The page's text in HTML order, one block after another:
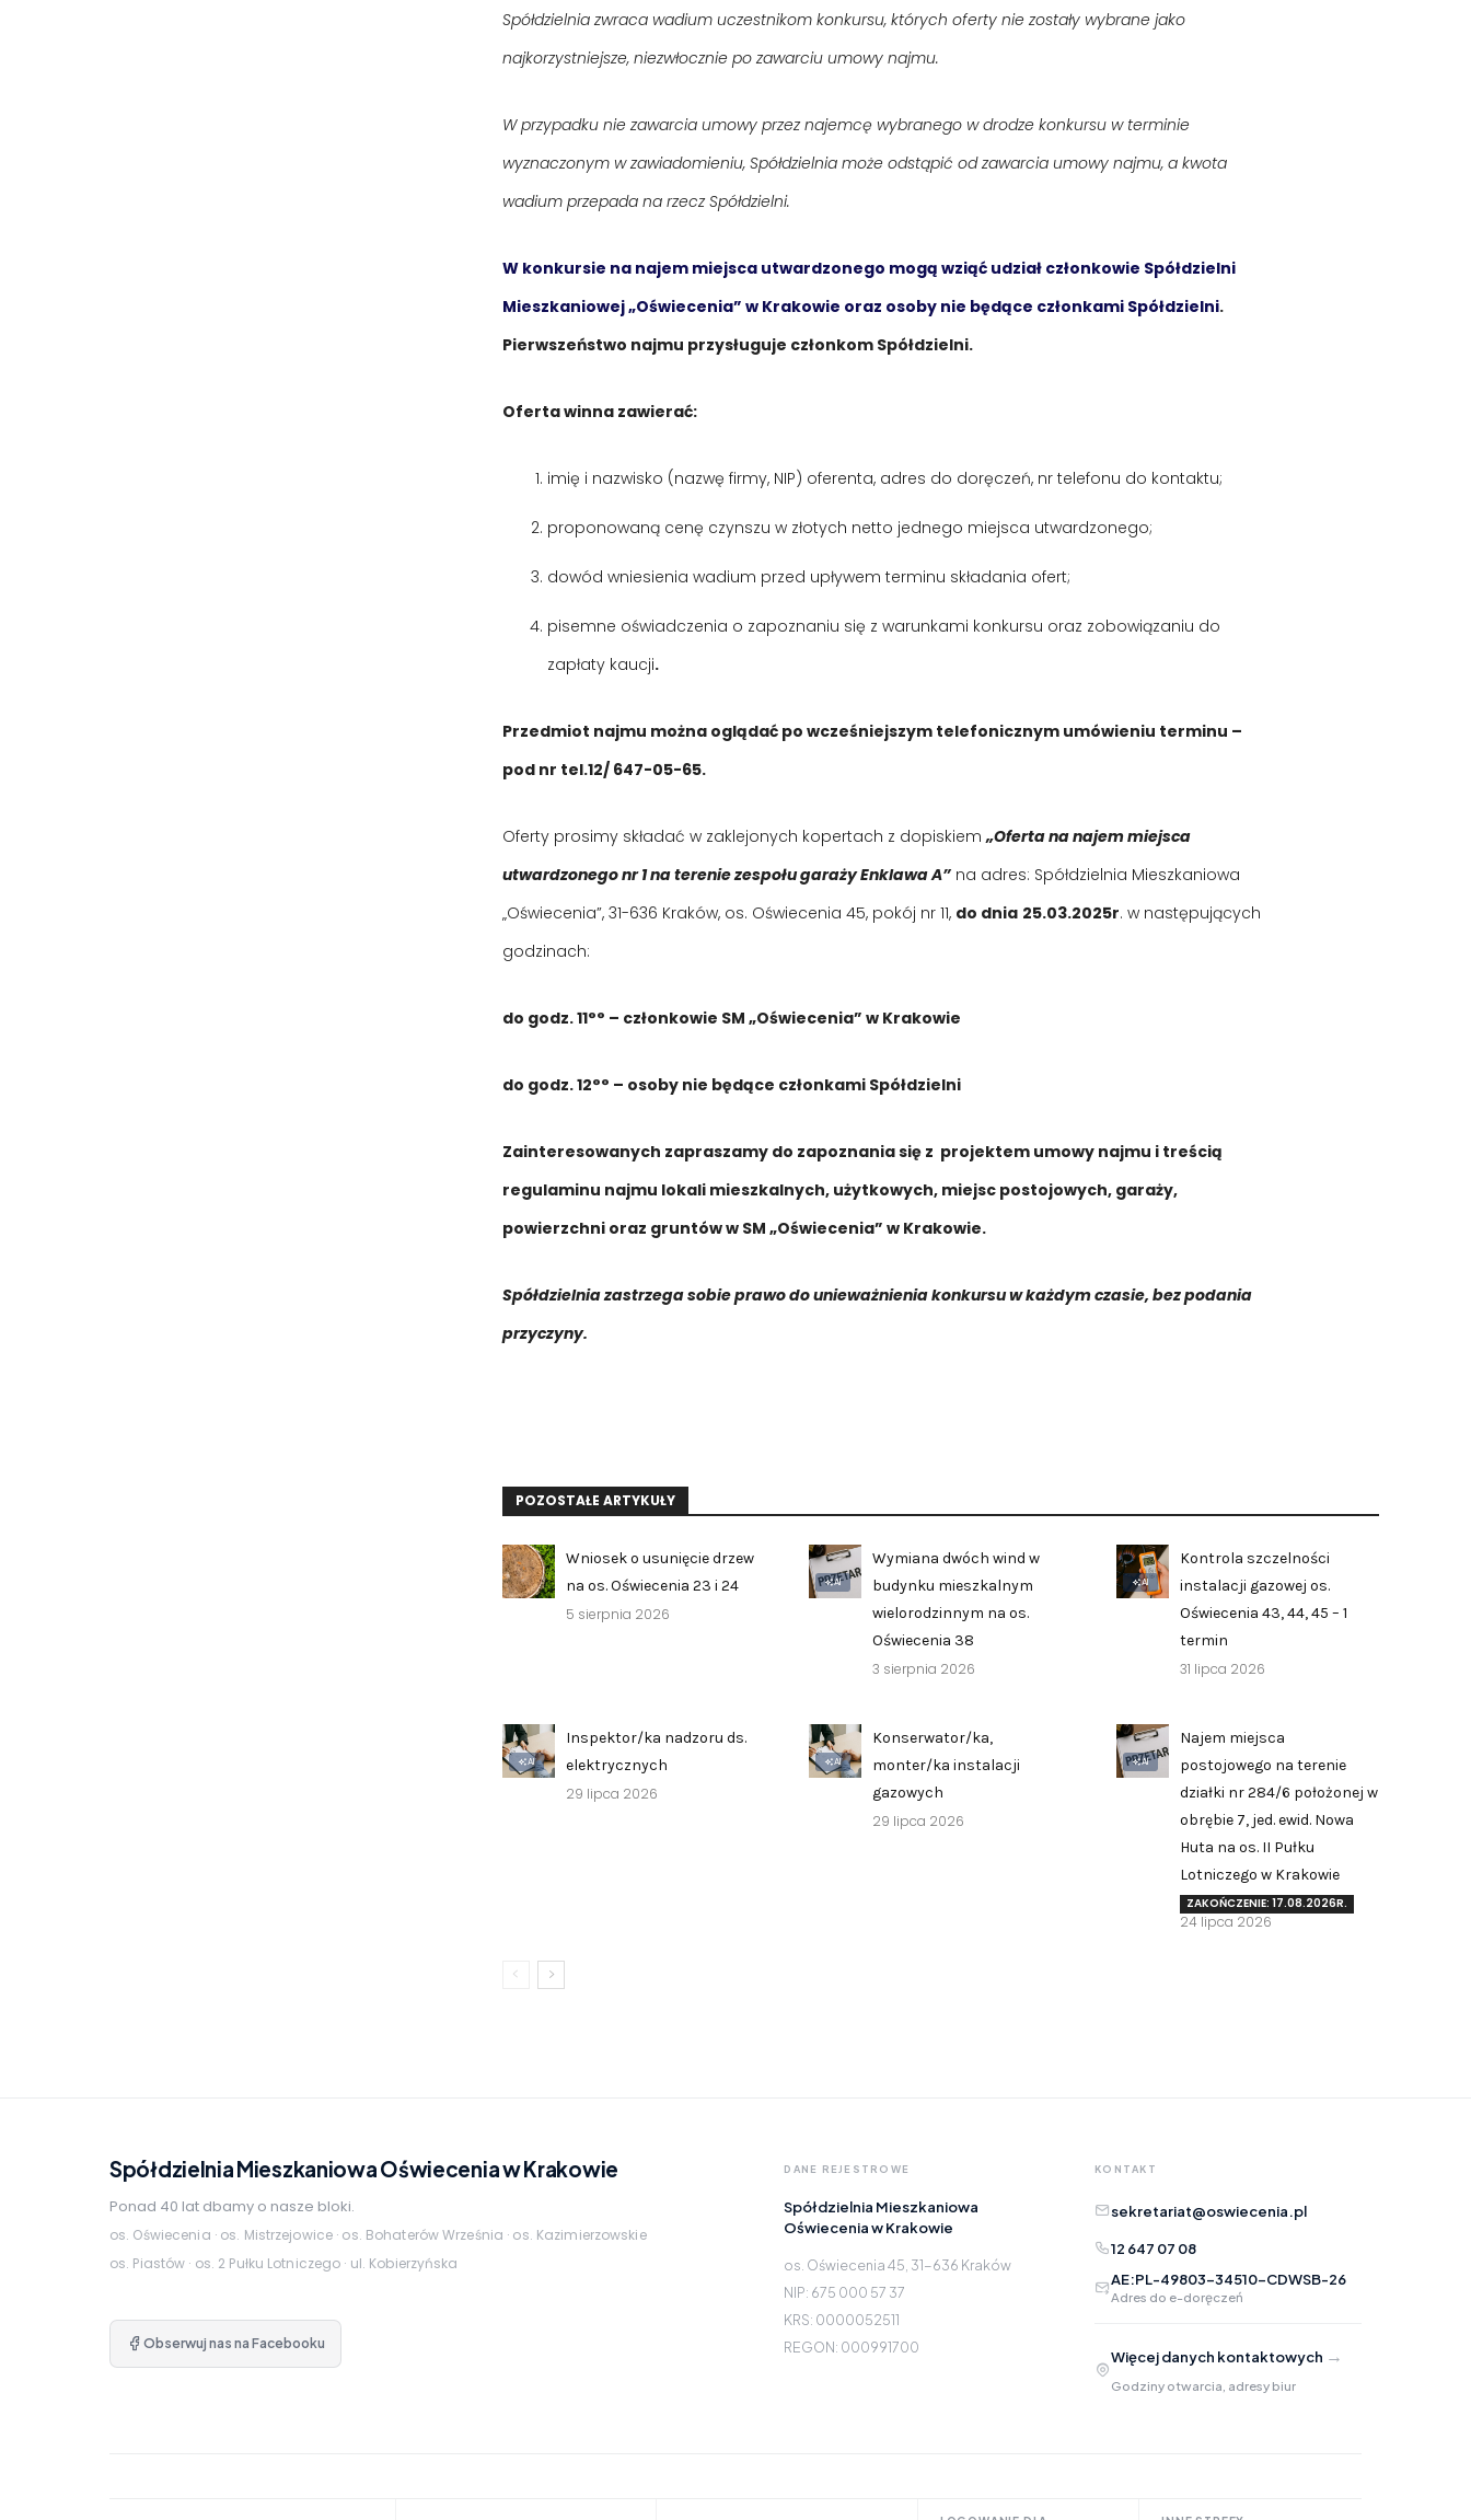
Spółdzielnia zwraca wadium uczestnikom konkursu, których oferty nie zostały wybrane jako
najkorzystniejsze, niezwłocznie po zawarciu umowy najmu.
W przypadku nie zawarcia umowy przez najemcę wybranego w drodze konkursu w terminie
wyznaczonym w zawiadomieniu, Spółdzielnia może odstąpić od zawarcia umowy najmu, a kwota
wadium przepada na rzecz Spółdzielni.
W konkursie na najem miejsca utwardzonego mogą wziąć udział członkowie Spółdzielni
Mieszkaniowej „Oświecenia” w Krakowie oraz osoby nie będące członkami Spółdzielni.
Pierwszeństwo najmu przysługuje członkom Spółdzielni.
Oferta winna zawierać:
imię i nazwisko (nazwę firmy, NIP) oferenta, adres do doręczeń, nr telefonu do kontaktu;
proponowaną cenę czynszu w złotych netto jednego miejsca utwardzonego;
dowód wniesienia wadium przed upływem terminu składania ofert;
pisemne oświadczenia o zapoznaniu się z warunkami konkursu oraz zobowiązaniu do
zapłaty kaucji.
Przedmiot najmu można oglądać po wcześniejszym telefonicznym umówieniu terminu –
pod nr tel.12/ 647-05-65.
Oferty prosimy składać w zaklejonych kopertach z dopiskiem„Oferta na najem miejsca
utwardzonego nr 1 na terenie zespołu garaży Enklawa A”na adres: Spółdzielnia Mieszkaniowa
„Oświecenia”, 31-636 Kraków, os. Oświecenia 45, pokój nr 11, do dnia 25.03.2025r. w następujących
godzinach:
do godz. 11°° – członkowie SM „Oświecenia” w Krakowie
do godz. 12°° – osoby nie będące członkami Spółdzielni
Zainteresowanych zapraszamy do zapoznania się z projektem umowy najmu i treścią
regulaminu najmu lokali mieszkalnych, użytkowych, miejsc postojowych, garaży,
powierzchni oraz gruntów w SM „Oświecenia” w Krakowie.
Spółdzielnia zastrzega sobie prawo do unieważnienia konkursu w każdym czasie, bez podania
przyczyny.
POZOSTAŁE ARTYKUŁY
Wniosek o usunięcie drzew
na os. Oświecenia 23 i 24
5 sierpnia 2026
AI
Wymiana dwóch wind w
budynku mieszkalnym
wielorodzinnym na os.
Oświecenia 38
3 sierpnia 2026
AI
Kontrola szczelności
instalacji gazowej os.
Oświecenia 43, 44, 45 – 1
termin
31 lipca 2026
AI
Inspektor/ka nadzoru ds.
elektrycznych
29 lipca 2026
AI
Konserwator/ka,
monter/ka instalacji
gazowych
29 lipca 2026
AI
Najem miejsca
postojowego na terenie
działki nr 284/6 położonej w
obrębie 7, jed. ewid. Nowa
Huta na os. II Pułku
Lotniczego w Krakowie
ZAKOŃCZENIE: 17.08.2026R.
24 lipca 2026
Spółdzielnia Mieszkaniowa Oświecenia w Krakowie
Ponad 40 lat dbamy o nasze bloki.
os. Oświecenia · os. Mistrzejowice · os. Bohaterów Września · os. Kazimierzowskie
os. Piastów · os. 2 Pułku Lotniczego · ul. Kobierzyńska
Obserwuj nas na Facebooku
DANE REJESTROWE
Spółdzielnia Mieszkaniowa
Oświecenia w Krakowie
os. Oświecenia 45, 31-636 Kraków
NIP: 675 000 57 37
KRS: 0000052511
REGON: 000991700
KONTAKT
sekretariat@oswiecenia.pl
12 647 07 08
AE:PL-49803-34510-CDWSB-26
Adres do e-doręczeń
Więcej danych kontaktowych →
Godziny otwarcia, adresy biur
Zgłoś problem lub uwagę
Twoja opinia pomaga nam ulepszać serwis
Adres e-mail opcjonalnie
Załączniki